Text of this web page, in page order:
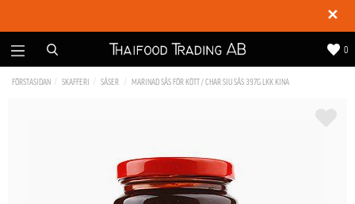
✕
0
FÖRSTASIDAN SKAFFERI SÅSER MARINAD SÅS FÖR KÖTT / CHAR SIU SÅS 397G LKK KINA